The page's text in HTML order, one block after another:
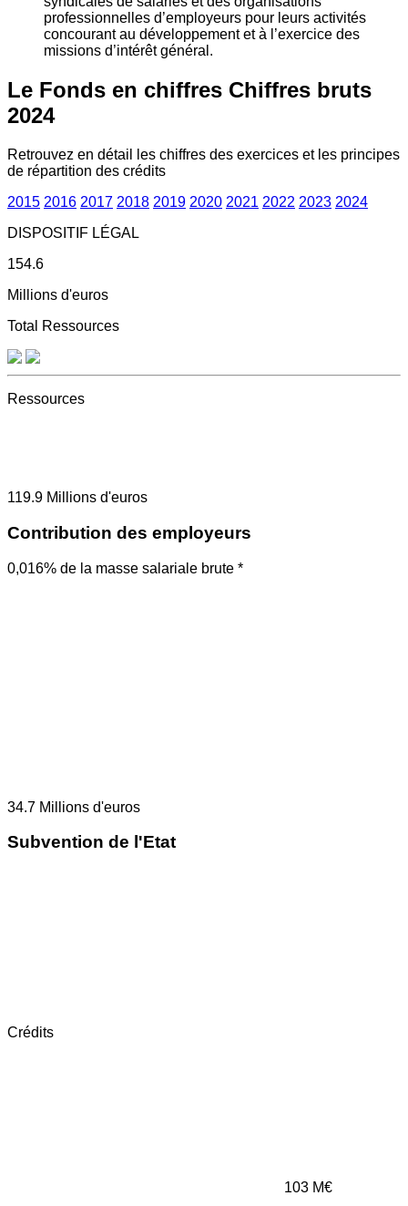
professionnelles d’employeurs pour leurs activités
concourant au développement et à l’exercice des
missions d’intérêt général.
Le Fonds en chiffres Chiffres bruts
2024
Retrouvez en détail les chiffres des exercices et les principes
de répartition des crédits
2015 2016 2017 2018 2019 2020 2021 2022 2023 2024
DISPOSITIF LÉGAL
154.6
Millions d'euros
Total Ressources
Ressources
119.9 Millions d'euros
Contribution des employeurs
0,016% de la masse salariale brute *
34.7 Millions d'euros
Subvention de l'Etat
Crédits
103 M€